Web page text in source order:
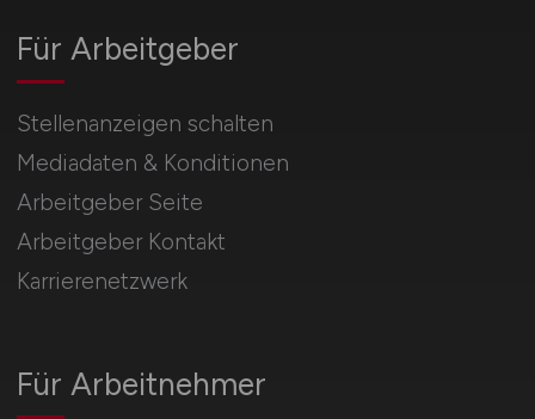
Für Arbeitnehmer
Für Arbeitgeber
Stellenanzeigen schalten
Mediadaten & Konditionen
Arbeitgeber Seite
Arbeitgeber Kontakt
Karrierenetzwerk